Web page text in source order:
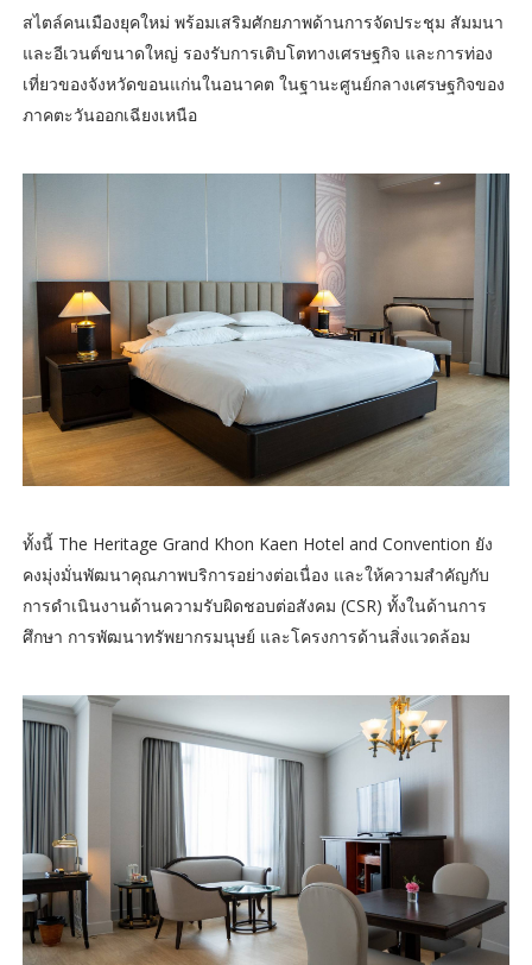
สไตล์คนเมืองยุคใหม่ พร้อมเสริมศักยภาพด้านการจัดประชุม สัมมนา
และอีเวนต์ขนาดใหญ่ รองรับการเติบโตทางเศรษฐกิจ และการท่อง
เที่ยวของจังหวัดขอนแก่นในอนาคต ในฐานะศูนย์กลางเศรษฐกิจของ
ภาคตะวันออกเฉียงเหนือ
ทั้งนี้ The Heritage Grand Khon Kaen Hotel and Convention ยัง
คงมุ่งมั่นพัฒนาคุณภาพบริการอย่างต่อเนื่อง และให้ความสำคัญกับ
การดำเนินงานด้านความรับผิดชอบต่อสังคม (CSR) ทั้งในด้านการ
ศึกษา การพัฒนาทรัพยากรมนุษย์ และโครงการด้านสิ่งแวดล้อม